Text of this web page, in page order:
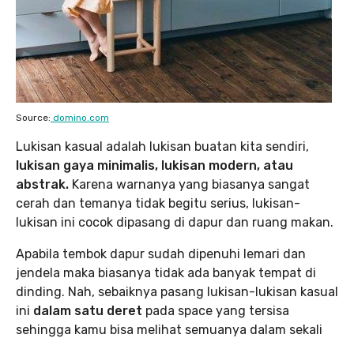
Source: domino.com
Lukisan kasual adalah lukisan buatan kita sendiri,
lukisan gaya minimalis, lukisan modern, atau
abstrak. Karena warnanya yang biasanya sangat
cerah dan temanya tidak begitu serius, lukisan-
lukisan ini cocok dipasang di dapur dan ruang makan.
Apabila tembok dapur sudah dipenuhi lemari dan
jendela maka biasanya tidak ada banyak tempat di
dinding. Nah, sebaiknya pasang lukisan-lukisan kasual
ini dalam satu deret pada space yang tersisa
sehingga kamu bisa melihat semuanya dalam sekali